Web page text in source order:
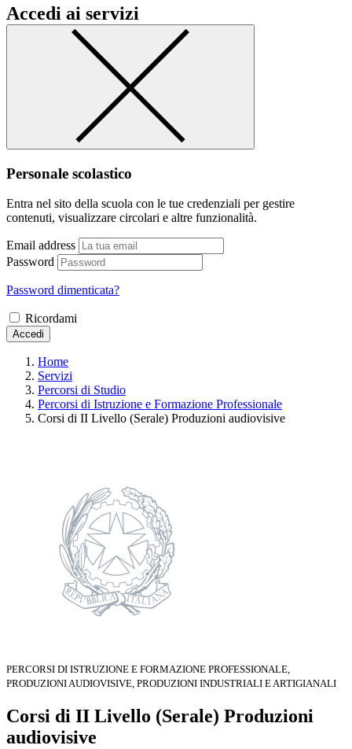
Accedi ai servizi
Personale scolastico
Entra nel sito della scuola con le tue credenziali per gestire
contenuti, visualizzare circolari e altre funzionalità.
Email address
Password
Password dimenticata?
Ricordami
Accedi
Home
Servizi
Percorsi di Studio
Percorsi di Istruzione e Formazione Professionale
Corsi di II Livello (Serale) Produzioni audiovisive
PERCORSI DI ISTRUZIONE E FORMAZIONE PROFESSIONALE,
PRODUZIONI AUDIOVISIVE, PRODUZIONI INDUSTRIALI E ARTIGIANALI
Corsi di II Livello (Serale) Produzioni
audiovisive